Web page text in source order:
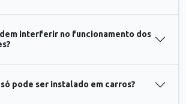
interferir no funcionamento dos
pode ser instalado em carros?